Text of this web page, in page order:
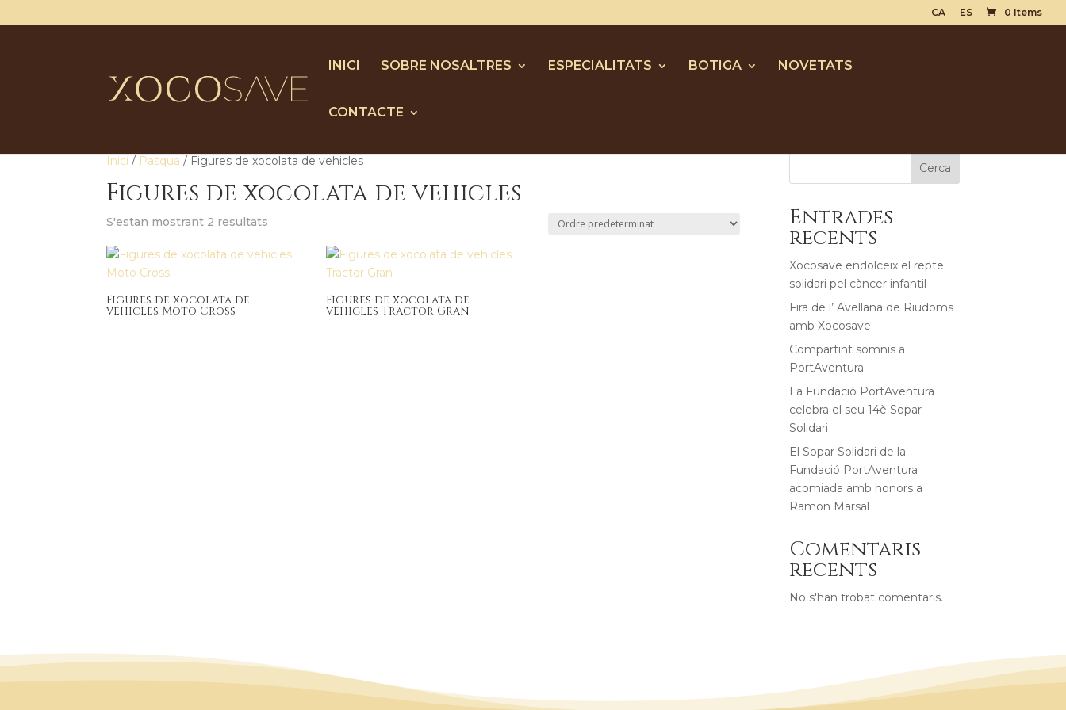
CA ES 0 Items
INICI SOBRE NOSALTRES ESPECIALITATS BOTIGA NOVETATS
CONTACTE
Inici / Pasqua / Figures de xocolata de vehicles
Figures de xocolata de vehicles
S'estan mostrant 2 resultats
Figures de xocolata de
vehicles Moto Cross
Figures de xocolata de
vehicles Tractor Gran
Cerca
Entrades
recents
Xocosave endolceix el repte
solidari pel càncer infantil
Fira de l’ Avellana de Riudoms
amb Xocosave
Compartint somnis a
PortAventura
La Fundació PortAventura
celebra el seu 14è Sopar
Solidari
El Sopar Solidari de la
Fundació PortAventura
acomiada amb honors a
Ramon Marsal
Comentaris
recents
No s'han trobat comentaris.